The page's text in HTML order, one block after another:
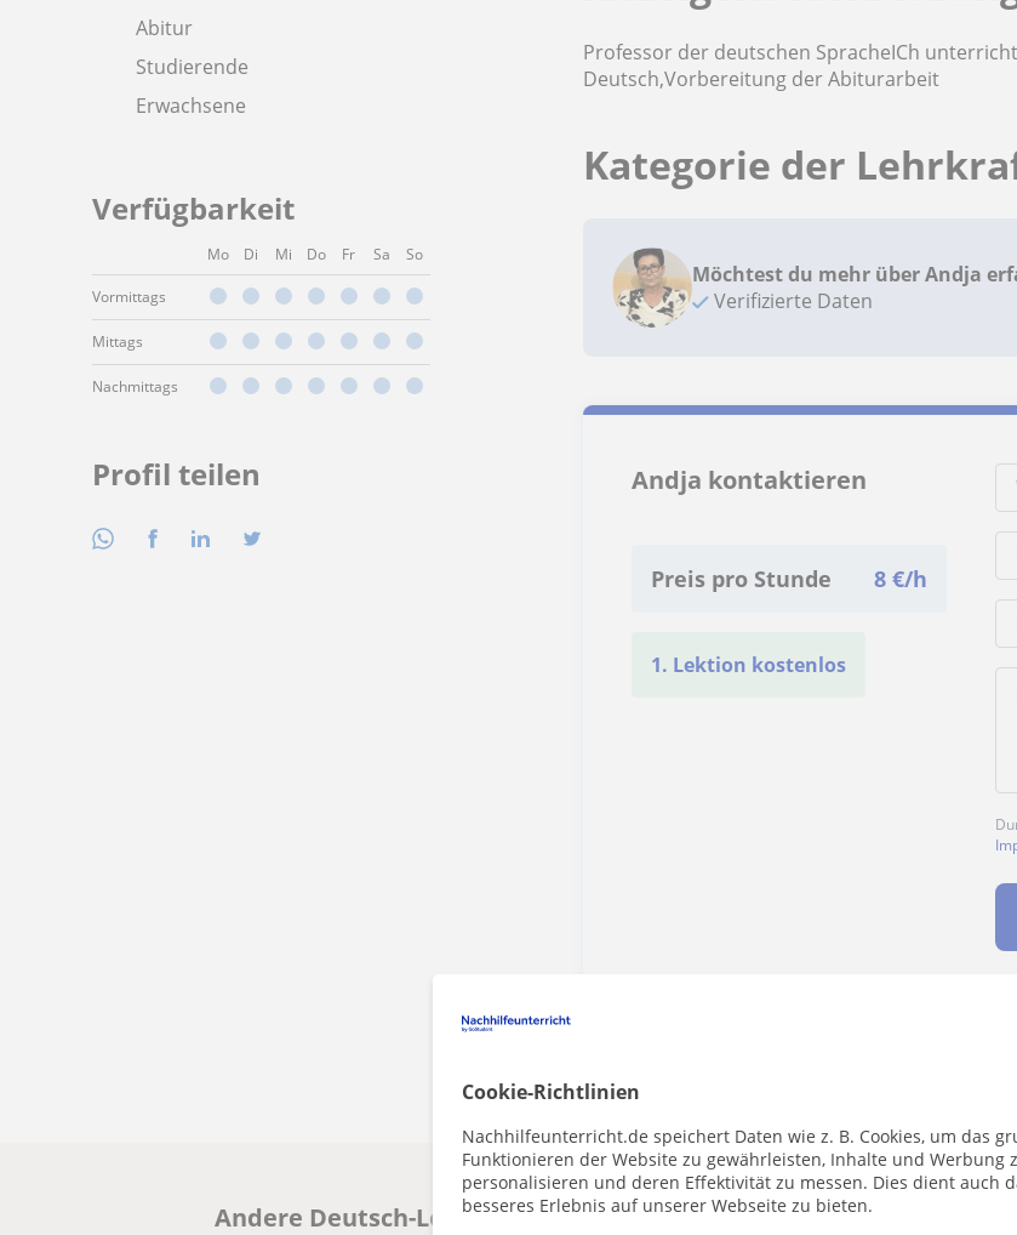
Cookie-Richtlinien
Nachhilfeunterricht.de speichert Daten wie z. B. Cookies, um das
Funktionieren der Website zu gewährleisten, Inhalte und Werbung
personalisieren und deren Effektivität zu messen. Dies dient auch
besseres Erlebnis auf unserer Webseite zu bieten.
Abitur
Studierende
Erwachsene
Verfügbarkeit
Mo Di Mi Do Fr Sa So
Vormittags
Mittags
Nachmittags
Profil teilen
Professor der deutschen SpracheICh
Deutsch,Vorbereitung der Abiturarbeit
Kategorie der
Möchtest du mehr über Andja
Verifizierte Daten
Andja kontaktieren
Preis pro Stunde 8 €/h
1. Lektion kostenlos
Andere Deutsch-Lehrkräfte in München die dich interessieren